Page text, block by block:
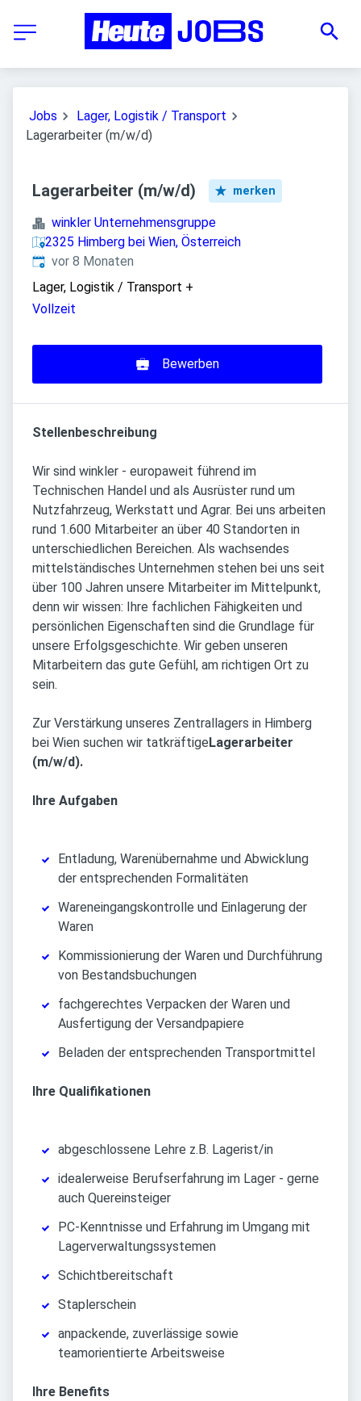
Jobs
Lager, Logistik / Transport
Lagerarbeiter (m/w/d)
Lagerarbeiter (m/w/d) merken
winkler Unternehmensgruppe
2325 Himberg bei Wien, Österreich
Veröffentlicht:
vor 8 Monaten
Lager, Logistik / Transport +
Vollzeit
Bewerben
Stellenbeschreibung
Wir sind winkler - europaweit führend im
Technischen Handel und als Ausrüster rund um
Nutzfahrzeug, Werkstatt und Agrar. Bei uns arbeiten
rund 1.600 Mitarbeiter an über 40 Standorten in
unterschiedlichen Bereichen. Als wachsendes
mittelständisches Unternehmen stehen bei uns seit
über 100 Jahren unsere Mitarbeiter im Mittelpunkt,
denn wir wissen: Ihre fachlichen Fähigkeiten und
persönlichen Eigenschaften sind die Grundlage für
unsere Erfolgsgeschichte. Wir geben unseren
Mitarbeitern das gute Gefühl, am richtigen Ort zu
sein.
Zur Verstärkung unseres Zentrallagers in Himberg
bei Wien suchen wir tatkräftige Lagerarbeiter
(m/w/d).
Ihre Aufgaben
Entladung, Warenübernahme und Abwicklung
der entsprechenden Formalitäten
Wareneingangskontrolle und Einlagerung der
Waren
Kommissionierung der Waren und Durchführung
von Bestandsbuchungen
fachgerechtes Verpacken der Waren und
Ausfertigung der Versandpapiere
Beladen der entsprechenden Transportmittel
Ihre Qualifikationen
abgeschlossene Lehre z.B. Lagerist/in
idealerweise Berufserfahrung im Lager - gerne
auch Quereinsteiger
PC-Kenntnisse und Erfahrung im Umgang mit
Lagerverwaltungssystemen
Schichtbereitschaft
Staplerschein
anpackende, zuverlässige sowie
teamorientierte Arbeitsweise
Ihre Benefits